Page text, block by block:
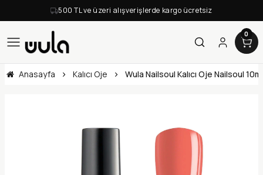
500 TL ve üzeri alışverişlerde kargo ücretsiz
0
Anasayfa Kalıcı Oje Wula Nailsoul Kalıcı Oje Nailsoul